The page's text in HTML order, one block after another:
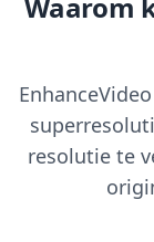
Waarom
resolutie te